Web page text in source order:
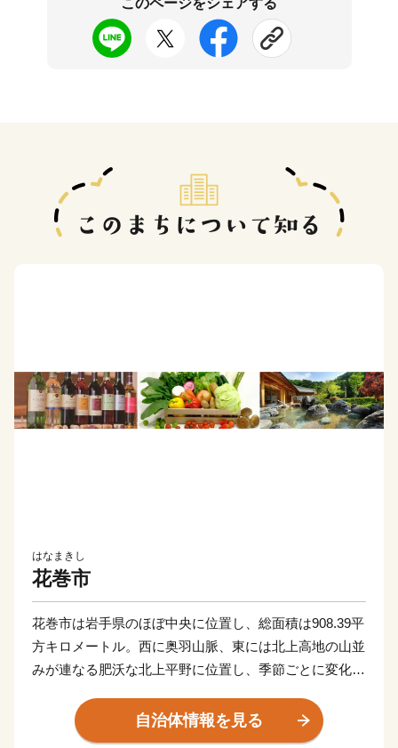
はなまきし
花巻市
花巻市は岩手県のほぼ中央に位置し、総面積は908.39平
方キロメートル。西に奥羽山脈、東には北上高地の山並
みが連なる肥沃な北上平野に位置し、季節ごとに変化に
市の西部には、奥羽山脈の渓谷沿いに湧き出る花巻温泉
郷があります。周辺は県立自然公園に指定され、立ちの
自治体情報を見る